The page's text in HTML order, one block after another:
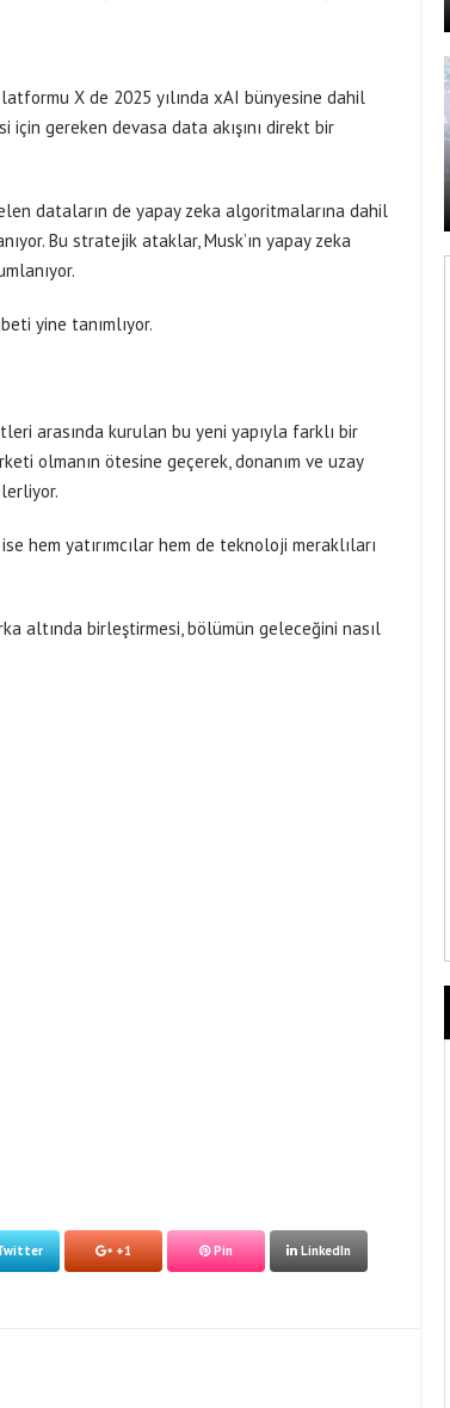
X de 2025 yılında xAI bünyesine dahil
gereken devasa data akışını direkt bir
dataların de yapay zeka algoritmalarına dahil
Bu stratejik ataklar, Musk’ın yapay zeka
yine tanımlıyor.
arasında kurulan bu yeni yapıyla farklı bir
olmanın ötesine geçerek, donanım ve uzay
hem yatırımcılar hem de teknoloji meraklıları
altında birleştirmesi, bölümün geleceğini nasıl
+1 Pin LinkedIn